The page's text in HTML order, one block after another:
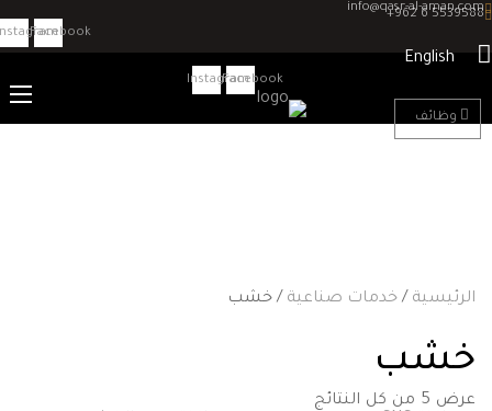
info@qasr-al-
+962 6
Facebook
Instagram
English
Facebook
Instagram
وظائف
/خدمات صناعية/ خشب
⁦5⁩ من كل النتائج